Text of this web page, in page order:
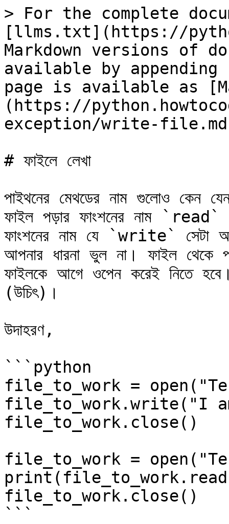
> For the complete
[llms.txt](https://
Markdown versions of
available by
page is available as
(https://
exception/write-
# ফাইলে লেখা
পাইথনের মেথডের নাম গুলোও কেন
ফাইল পড়ার ফাংশনের নাম `read`
ফাংশনের নাম যে `write` সেটা
আপনার ধারনা ভুল না। ফাইল থেকে
ফাইলকে আগে ওপেন করেই নিতে
(উচিৎ)।
উদাহরণ,
```python
file_to_work =
file_to_work.write("I
file_to_work.close()
file_to_work =
file_to_work.close()
```